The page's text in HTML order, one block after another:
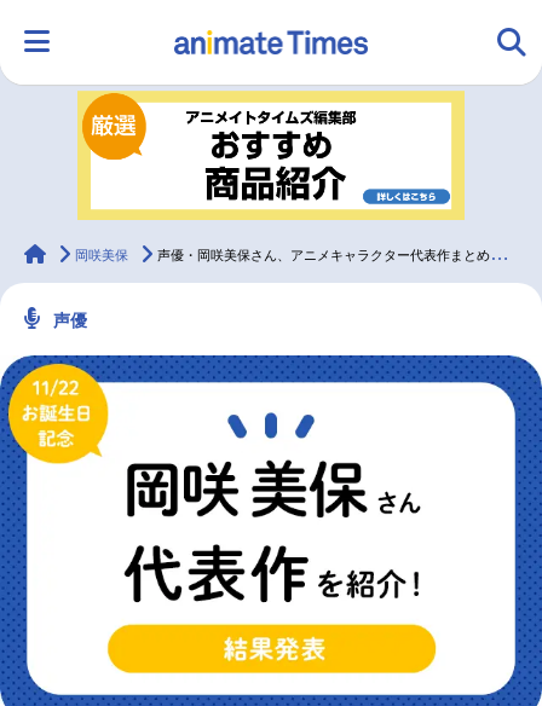
ランキング アニメ
ラジオ みんなの声
2.5次元 配信・Vtuber
アニメ映画一覧 実写化映画一覧
今期アニメ曜日別一覧
春アニメ
animateTimes
岡咲美保 声優・岡咲美保さん、アニメキャラクター代表作まとめ（2023年版）
声優